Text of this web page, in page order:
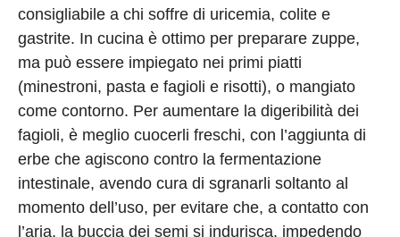
consigliabile a chi soffre di uricemia, colite e
gastrite. In cucina è ottimo per preparare zuppe,
ma può essere impiegato nei primi piatti
(minestroni, pasta e fagioli e risotti), o mangiato
come contorno. Per aumentare la digeribilità dei
fagioli, è meglio cuocerli freschi, con l’aggiunta di
erbe che agiscono contro la fermentazione
intestinale, avendo cura di sgranarli soltanto al
momento dell’uso, per evitare che, a contatto con
l’aria, la buccia dei semi si indurisca, impedendo